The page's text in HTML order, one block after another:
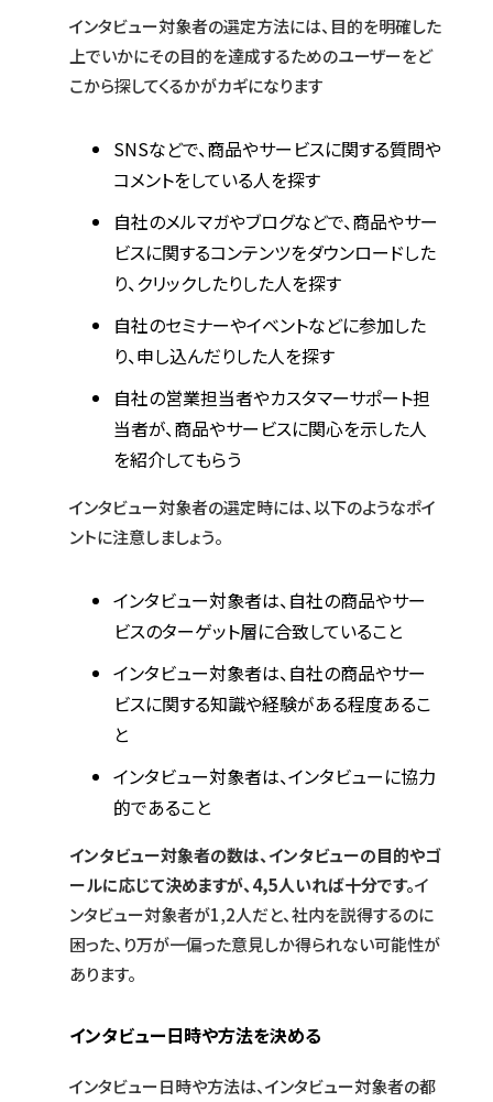
インタビュー対象者の選定方法には、目的を明確した
上でいかにその目的を達成するためのユーザーをど
こから探してくるかがカギになります
SNSなどで、商品やサービスに関する質問や
コメントをしている人を探す
自社のメルマガやブログなどで、商品やサー
ビスに関するコンテンツをダウンロードした
り、クリックしたりした人を探す
自社のセミナーやイベントなどに参加した
り、申し込んだりした人を探す
自社の営業担当者やカスタマーサポート担
当者が、商品やサービスに関心を示した人
を紹介してもらう
インタビュー対象者の選定時には、以下のようなポイ
ントに注意しましょう。
インタビュー対象者は、自社の商品やサー
ビスのターゲット層に合致していること
インタビュー対象者は、自社の商品やサー
ビスに関する知識や経験がある程度あるこ
と
インタビュー対象者は、インタビューに協力
的であること
インタビュー対象者の数は、インタビューの目的やゴ
ールに応じて決めますが、4,5人いれば十分です。イ
ンタビュー対象者が1,2人だと、社内を説得するのに
困った、り万が一偏った意見しか得られない可能性が
あります。
インタビュー日時や方法を決める
インタビュー日時や方法は、インタビュー対象者の都